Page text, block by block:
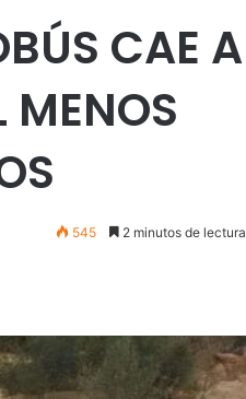
CAE A
MENOS
545 2 minutos de lectura